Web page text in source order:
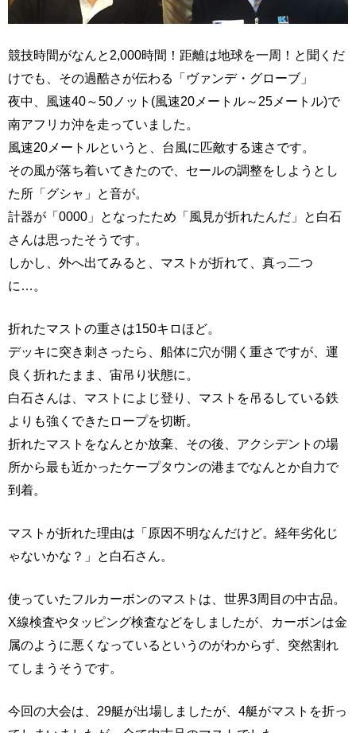
競技時間がなんと2,000時間！距離は地球を一周！と聞くだ
けでも、その過酷さが伝わる「ヴァンデ・グローブ」
夜中、風速40～50ノット(風速20メートル～25メートル)で
南アフリカ沖を走っていました。
風速20メートルというと、台風に匹敵する速さです。
その風が落ち着いてきたので、セールの調整をしようとし
た所「グシャ」と音が。
計器が「0000」となったため「風見が折れたんだ」と白石
さんは思ったそうです。
しかし、外へ出てみると、マストが折れて、真っ二つ
に…。
折れたマストの重さは150キロほど。
デッキに突き刺さったら、船体に穴が開く重さですが、運
良く折れたまま、宙吊り状態に。
白石さんは、マストによじ登り、マストを吊るしている鉄
よりも強くできたロープを切断。
折れたマストをなんとか放棄、その後、アクシデントの場
所から最も近かったケープタウンの港までなんとか自力で
到着。
マストが折れた理由は「原因不明なんだけど。経年劣化じ
ゃないかな？」と白石さん。
使っていたフルカーボンのマストは、世界3周目の中古品。
X線検査やタッピング検査などをしましたが、カーボンは金
属のように悪くなっているというのがわからず、突然割れ
てしまうそうです。
今回の大会は、29艇が出場しましたが、4艇がマストを折っ